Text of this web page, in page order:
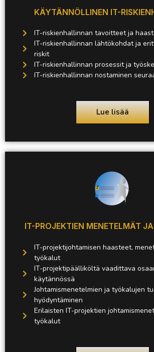
KÄYTÄNNÖLLINEN IT-
IT-riskienhallinnan tavoitteet ja
IT-riskienhallinnan lähtökohdat ja
riskit
IT-riskienhallinnan prosessit ja
IT-riskienhallinnan nostaminen
Lue lisää
IT-PROJEKTIEN MENETELMÄT
IT-projektijohtamisen haasteet,
työkalut
IT-projektipäälliköltä vaadittava
käytännössä
Johtamismenetelmien ja työkalujen
hyödyntäminen
Erilaisten IT-projektien
työkalut